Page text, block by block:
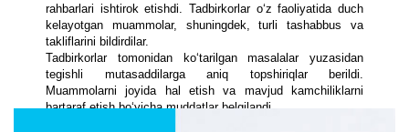
rahbarlari ishtirok etishdi. Tadbirkorlar o‘z faoliyatida duch
kelayotgan muammolar, shuningdek, turli tashabbus va
takliflarini bildirdilar.
Tadbirkorlar tomonidan ko‘tarilgan masalalar yuzasidan
tegishli mutasaddilarga aniq topshiriqlar berildi.
Muammolarni joyida hal etish va mavjud kamchiliklarni
bartaraf etish bo‘yicha muddatlar belgilandi.